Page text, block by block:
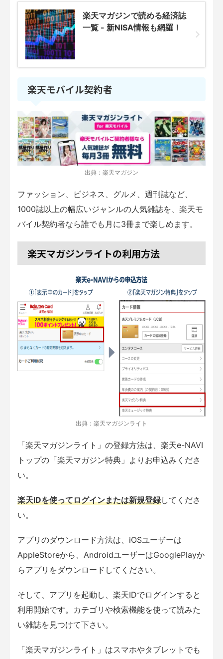
楽天マガジンで読める経済誌
一覧 - 新NISA情報も網羅！
楽天モバイル契約者
出典：楽天マガジン
ファッション、ビジネス、グルメ、週刊誌など、
1000誌以上の幅広いジャンルの人気雑誌を、楽天モ
バイル契約者なら誰でも月に3冊まで楽しめます。
楽天マガジンライトの利用方法
出典：楽天マガジンライト
「楽天マガジンライト」の登録方法は、楽天e-NAVI
トップの「楽天マガジン特典」よりお申込みくださ
い。
楽天IDを使ってログインまたは新規登録してくださ
い。
アプリのダウンロード方法は、iOSユーザーは
AppleStoreから、AndroidユーザーはGooglePlayか
らアプリをダウンロードしてください。
そして、アプリを起動し、楽天IDでログインすると
利用開始です。カテゴリや検索機能を使って読みた
い雑誌を見つけて下さい。
「楽天マガジンライト」はスマホやタブレットでも